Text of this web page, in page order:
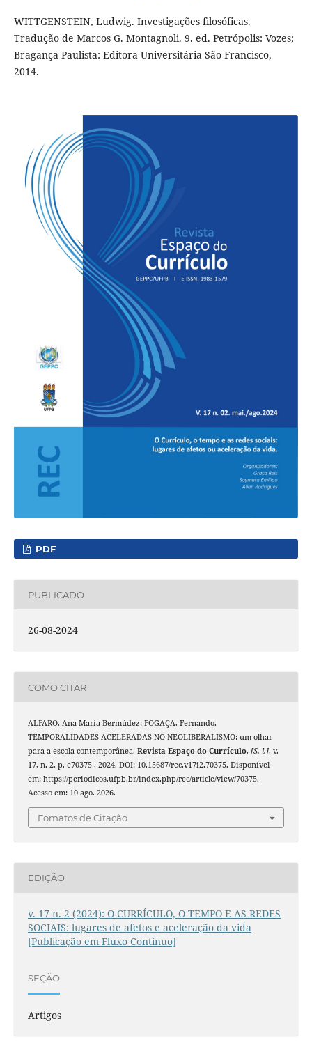
WITTGENSTEIN, Ludwig. Investigações filosóficas.
Tradução de Marcos G. Montagnoli. 9. ed. Petrópolis: Vozes;
Bragança Paulista: Editora Universitária São Francisco,
2014.
PDF
PUBLICADO
26-08-2024
COMO CITAR
ALFARO, Ana María Bermúdez; FOGAÇA, Fernando.
TEMPORALIDADES ACELERADAS NO NEOLIBERALISMO: um olhar
para a escola contemporânea. Revista Espaço do Currículo, [S. l.], v.
17, n. 2, p. e70375 , 2024. DOI: 10.15687/rec.v17i2.70375. Disponível
em: https://periodicos.ufpb.br/index.php/rec/article/view/70375.
Acesso em: 10 ago. 2026.
Fomatos de Citação
EDIÇÃO
v. 17 n. 2 (2024): O CURRÍCULO, O TEMPO E AS REDES
SOCIAIS: lugares de afetos e aceleração da vida
[Publicação em Fluxo Contínuo]
SEÇÃO
Artigos